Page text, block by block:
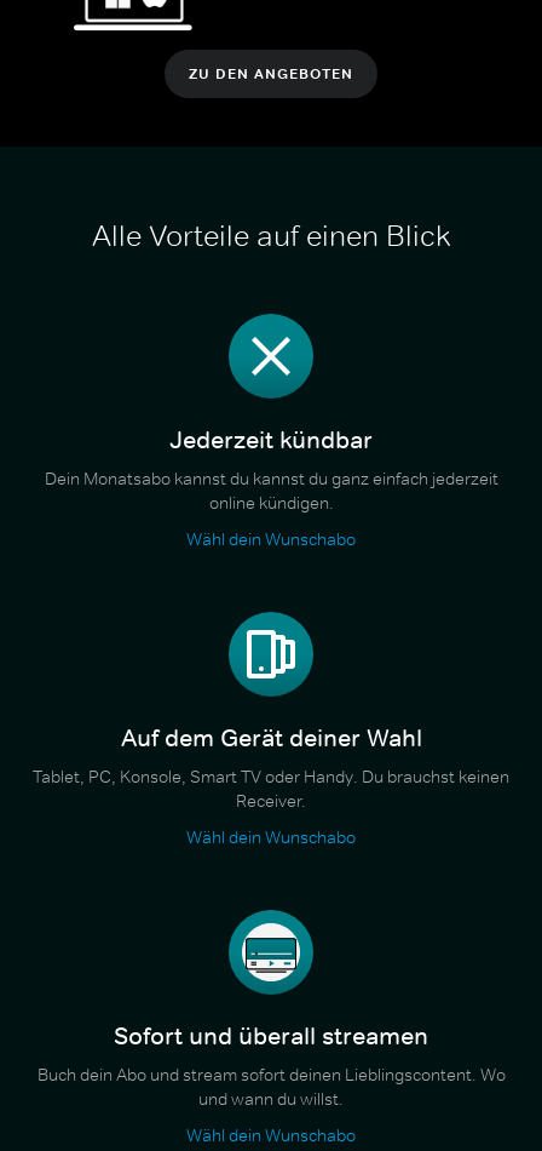
ZU DEN ANGEBOTEN
Alle Vorteile auf einen Blick
Jederzeit kündbar
Dein Monatsabo kannst du kannst du ganz einfach jederzeit
online kündigen.
Wähl dein Wunschabo
Auf dem Gerät deiner Wahl
Tablet, PC, Konsole, Smart TV oder Handy. Du brauchst keinen
Receiver.
Wähl dein Wunschabo
Sofort und überall streamen
Buch dein Abo und stream sofort deinen Lieblingscontent. Wo
und wann du willst.
Wähl dein Wunschabo